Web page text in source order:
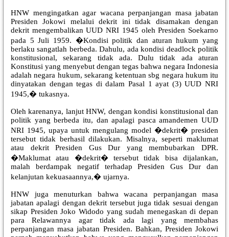
HNW mengingatkan agar wacana perpanjangan masa jabatan
Presiden Jokowi melalui dekrit ini tidak disamakan dengan
dekrit mengembalikan UUD NRI 1945 oleh Presiden Soekarno
pada 5 Juli 1959. �Kondisi politik dan aturan hukum yang
berlaku sangatlah berbeda. Dahulu, ada kondisi deadlock politik
konstitusional, sekarang tidak ada. Dulu tidak ada aturan
Konstitusi yang menyebut dengan tegas bahwa negara Indonesia
adalah negara hukum, sekarang ketentuan sbg negara hukum itu
dinyatakan dengan tegas di dalam Pasal 1 ayat (3) UUD NRI
1945,� tukasnya.
Oleh karenanya, lanjut HNW, dengan kondisi konstitusional dan
politik yang berbeda itu, dan apalagi pasca amandemen UUD
NRI 1945, upaya untuk mengulang model �dekrit� presiden
tersebut tidak berhasil dilakukan. Misalnya, seperti maklumat
atau dekrit Presiden Gus Dur yang membubarkan DPR.
�Maklumat atau �dekrit� tersebut tidak bisa dijalankan,
malah berdampak negatif terhadap Presiden Gus Dur dan
kelanjutan kekuasaannya,� ujarnya.
HNW juga menuturkan bahwa wacana perpanjangan masa
jabatan apalagi dengan dekrit tersebut juga tidak sesuai dengan
sikap Presiden Joko Widodo yang sudah menegaskan di depan
para Relawannya agar tidak ada lagi yang membahas
perpanjangan masa jabatan Presiden. Bahkan, Presiden Jokowi